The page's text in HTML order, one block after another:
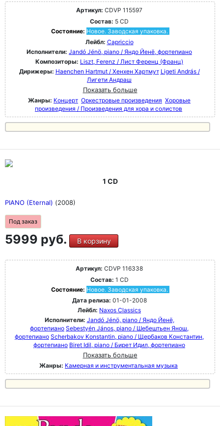
Артикул: CDVP 115597
Состав: 5 CD
Состояние: Новое. Заводская упаковка.
Лейбл: Capriccio
Исполнители: Jandó Jénö, piano / Яндо Йенё, фортепиано
Композиторы: Liszt, Ferenz / Лист Ференц (Франц)
Дирижеры: Haenchen Hartmut / Хенхен Хартмут Ligeti András /
Лигети Андраш
Показать больше
Жанры: Концерт Оркестровые произведения Хоровые
произведения / Произведения для хора и солистов
1 CD
PIANO (Eternal) (2008)
Под заказ
5999 руб. В корзину
Артикул: CDVP 116338
Состав: 1 CD
Состояние: Новое. Заводская упаковка.
Дата релиза: 01-01-2008
Лейбл: Naxos Classics
Исполнители: Jandó Jénö, piano / Яндо Йенё,
фортепиано Sebestyén János, piano / Шебештьен Янош,
фортепиано Scherbakov Konstantin, piano / Щербаков Константин,
фортепиано Biret Idil, piano / Бирет Идил, фортепиано
Показать больше
Жанры: Камерная и инструментальная музыка